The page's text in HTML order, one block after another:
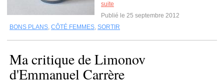
suite
Publié le 25 septembre 2012
BONS PLANS, CÔTÉ FEMMES, SORTIR
Ma critique de Limonov
d'Emmanuel Carrère